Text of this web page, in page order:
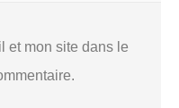
et mon site dans le